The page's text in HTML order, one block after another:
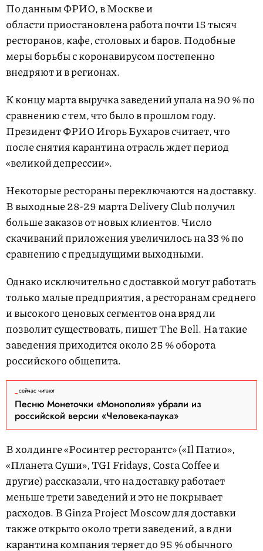
По данным ФРИО, в Москве и
области приостановлена работа почти 15 тысяч
ресторанов, кафе, столовых и баров. Подобные
меры борьбы с коронавирусом постепенно
внедряют и в регионах.
К концу марта выручка заведений упала на 90 % по
сравнению с тем, что было в прошлом году.
Президент ФРИО Игорь Бухаров считает, что
после снятия карантина отрасль ждет период
«великой депрессии».
Некоторые рестораны переключаются на доставку.
В выходные 28-29 марта Delivery Club получил
больше заказов от новых клиентов. Число
скачиваний приложения увеличилось на 33 % по
сравнению с предыдущими выходными.
Однако исключительно с доставкой могут работать
только малые предприятия, а ресторанам среднего
и высокого ценовых сегментов она вряд ли
позволит существовать, пишет The Bell. На такие
заведения приходится около 25 % оборота
российского общепита.
сейчас читают
Песню Монеточки «Монополия» убрали из
российской версии «Человека-паука»
В холдинге «Росинтер ресторантс» («Il Патио»,
«Планета Суши», TGI Fridays, Costa Coffee и
другие) рассказали, что на доставку работает
меньше трети заведений и это не покрывает
расходов. В Ginza Project Moscow для доставки
также открыто около трети заведений, а в дни
карантина компания теряет до 95 % обычного